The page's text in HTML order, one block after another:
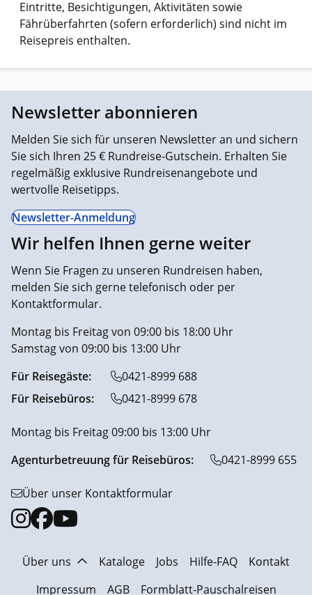
Eintritte, Besichtigungen, Aktivitäten sowie
Fährüberfahrten (sofern erforderlich) sind nicht im
Reisepreis enthalten.
Newsletter abonnieren
Melden Sie sich für unseren Newsletter an und sichern
Sie sich Ihren 25 € Rundreise-Gutschein. Erhalten Sie
regelmäßig exklusive Rundreisenangebote und
wertvolle Reisetipps.
Newsletter-Anmeldung
Wir helfen Ihnen gerne weiter
Wenn Sie Fragen zu unseren Rundreisen haben,
melden Sie sich gerne telefonisch oder per
Kontaktformular.
Montag bis Freitag von 09:00 bis 18:00 Uhr
Samstag von 09:00 bis 13:00 Uhr
Für Reisegäste:
0421-8999 688
Für Reisebüros:
0421-8999 678
Montag bis Freitag 09:00 bis 13:00 Uhr
Agenturbetreuung für Reisebüros:
0421-8999 655
Über unser Kontaktformular
Über uns Kataloge Jobs Hilfe-FAQ
Kontakt
Impressum
AGB Formblatt-Pauschalreisen